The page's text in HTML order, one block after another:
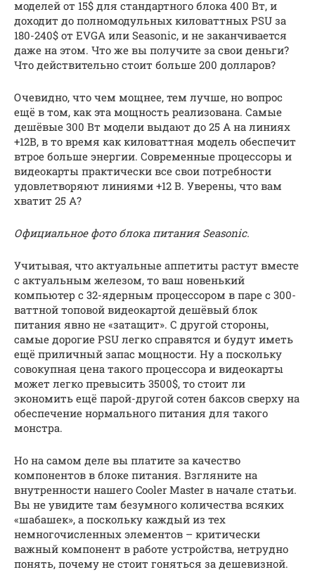
моделей от 15$ для стандартного блока 400 Вт, и
доходит до полномодульных киловаттных PSU за
180-240$ от EVGA или Seasonic, и не заканчивается
даже на этом. Что же вы получите за свои деньги?
Что действительно стоит больше 200 долларов?
Очевидно, что чем мощнее, тем лучше, но вопрос
ещё в том, как эта мощность реализована. Самые
дешёвые 300 Вт модели выдают до 25 А на линиях
+12В, в то время как киловаттная модель обеспечит
втрое больше энергии. Современные процессоры и
видеокарты практически все свои потребности
удовлетворяют линиями +12 В. Уверены, что вам
хватит 25 А?
Официальное фото блока питания Seasonic.
Учитывая, что актуальные аппетиты растут вместе
с актуальным железом, то ваш новенький
компьютер с 32-ядерным процессором в паре с 300-
ваттной топовой видеокартой дешёвый блок
питания явно не «затащит». С другой стороны,
самые дорогие PSU легко справятся и будут иметь
ещё приличный запас мощности. Ну а поскольку
совокупная цена такого процессора и видеокарты
может легко превысить 3500$, то стоит ли
экономить ещё парой-другой сотен баксов сверху на
обеспечение нормального питания для такого
монстра.
Но на самом деле вы платите за качество
компонентов в блоке питания. Взгляните на
внутренности нашего Cooler Master в начале статьи.
Вы не увидите там безумного количества всяких
«шабашек», а поскольку каждый из тех
немногочисленных элементов – критически
важный компонент в работе устройства, нетрудно
понять, почему не стоит гоняться за дешевизной.